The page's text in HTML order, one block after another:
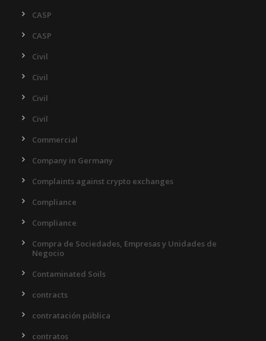
CASP
CASP
Civil
Civil
Civil
Civil
Commercial
Company in Germany
Complaints against crypto exchanges
Compliance
Compliance
Compra de Sociedades, Empresas y Unidades de
Negocio
Contaminated Soils
contracts
contratación pública
contratos